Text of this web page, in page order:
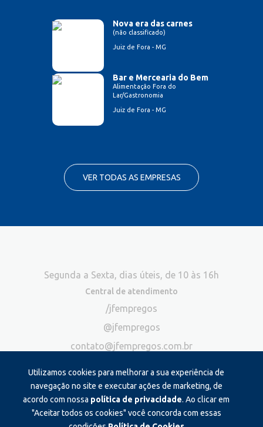
Nova era das carnes
(não classificado)
Juiz de Fora - MG
Bar e Mercearia do Bem
Alimentação Fora do
Lar/Gastronomia
Juiz de Fora - MG
VER TODAS AS EMPRESAS
Utilizamos cookies para melhorar a sua experiência de
navegação no site e executar ações de marketing, de
acordo com nossa política de privacidade. Ao clicar em
"Aceitar todos os cookies" você concorda com essas
Segunda a Sexta, dias úteis, de 10 às 16h
Central de atendimento
/jfempregos
@jfempregos
contato@jfempregos.com.br
Publicidade
*Exclusivo para atendimento via chat. Não atendemos ligações neste
canal